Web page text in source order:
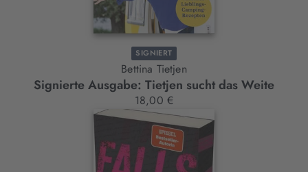
SIGNIERT
Bettina Tietjen
Signierte Ausgabe: Tietjen sucht das Weite
18,00 €